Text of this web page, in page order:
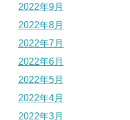
2022年9月
2022年8月
2022年7月
2022年6月
2022年5月
2022年4月
2022年3月